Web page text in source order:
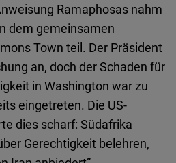
Ramaphosas nahm
dem gemeinsamen
Town teil. Der Präsident
an, doch der Schaden für
in Washington war zu
eingetreten. Die US-
dies scharf: Südafrika
Gerechtigkeit belehren,